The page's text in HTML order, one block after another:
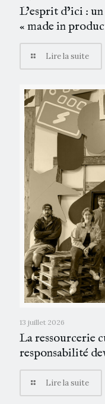
L’esprit d’ici :
« made in
Lire la suite
13 juillet 2026
La ressourcerie
responsabilité
Lire la suite